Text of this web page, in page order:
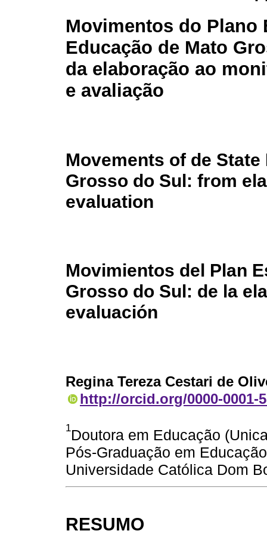
Movimentos do Plano
Educação de Mato
da elaboração ao
e avaliação
Movements of de
Grosso do Sul: from
evaluation
Movimientos del Plan
Grosso do Sul: de la
evaluación
Regina Tereza Cestari de
http://orcid.org/0000-0001-
1Doutora em Educação
Pós-Graduação em
Universidade Católica Dom
RESUMO